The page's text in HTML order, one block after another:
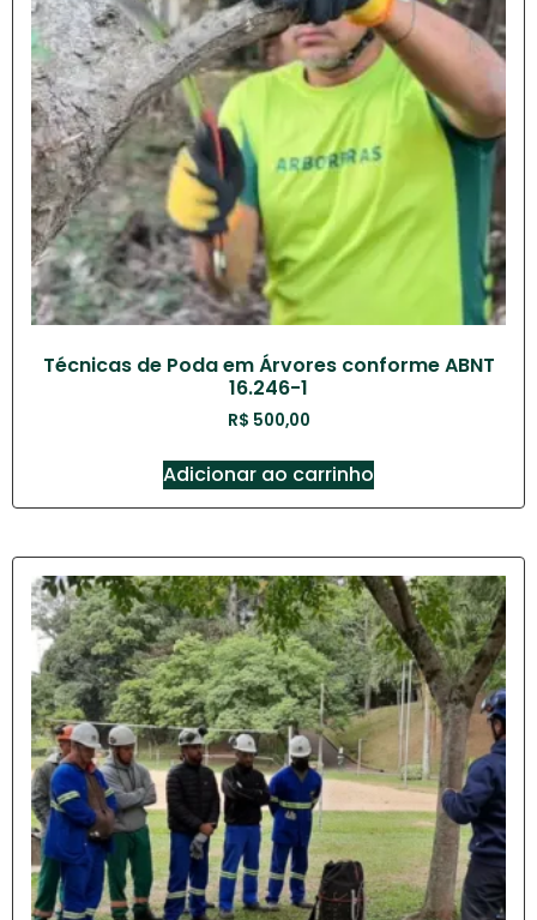
Técnicas de Poda em Árvores conforme ABNT
16.246-1
R$ 500,00
Adicionar ao carrinho